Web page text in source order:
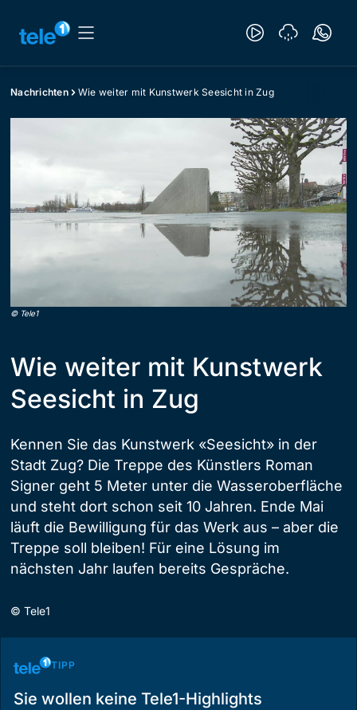
Nachrichten Wie weiter mit Kunstwerk Seesicht in Zug
© Tele1
Wie weiter mit Kunstwerk
Seesicht in Zug
Kennen Sie das Kunstwerk «Seesicht» in der
Stadt Zug? Die Treppe des Künstlers Roman
Signer geht 5 Meter unter die Wasseroberfläche
und steht dort schon seit 10 Jahren. Ende Mai
läuft die Bewilligung für das Werk aus – aber die
Treppe soll bleiben! Für eine Lösung im
nächsten Jahr laufen bereits Gespräche.
© Tele1
TIPP
Sie wollen keine Tele1-Highlights